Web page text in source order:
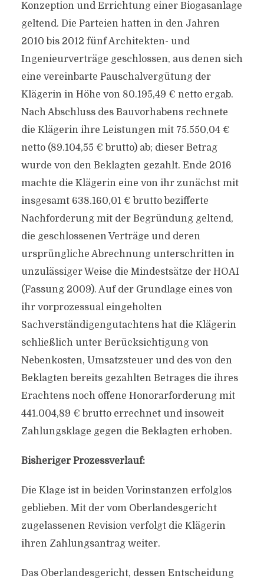
Konzeption und Errichtung einer Biogasanlage
geltend. Die Parteien hatten in den Jahren
2010 bis 2012 fünf Architekten- und
Ingenieurverträge geschlossen, aus denen sich
eine vereinbarte Pauschalvergütung der
Klägerin in Höhe von 80.195,49 € netto ergab.
Nach Abschluss des Bauvorhabens rechnete
die Klägerin ihre Leistungen mit 75.550,04 €
netto (89.104,55 € brutto) ab; dieser Betrag
wurde von den Beklagten gezahlt. Ende 2016
machte die Klägerin eine von ihr zunächst mit
insgesamt 638.160,01 € brutto bezifferte
Nachforderung mit der Begründung geltend,
die geschlossenen Verträge und deren
ursprüngliche Abrechnung unterschritten in
unzulässiger Weise die Mindestsätze der HOAI
(Fassung 2009). Auf der Grundlage eines von
ihr vorprozessual eingeholten
Sachverständigengutachtens hat die Klägerin
schließlich unter Berücksichtigung von
Nebenkosten, Umsatzsteuer und des von den
Beklagten bereits gezahlten Betrages die ihres
Erachtens noch offene Honorarforderung mit
441.004,89 € brutto errechnet und insoweit
Zahlungsklage gegen die Beklagten erhoben.
Bisheriger Prozessverlauf:
Die Klage ist in beiden Vorinstanzen erfolglos
geblieben. Mit der vom Oberlandesgericht
zugelassenen Revision verfolgt die Klägerin
ihren Zahlungsantrag weiter.
Das Oberlandesgericht, dessen Entscheidung